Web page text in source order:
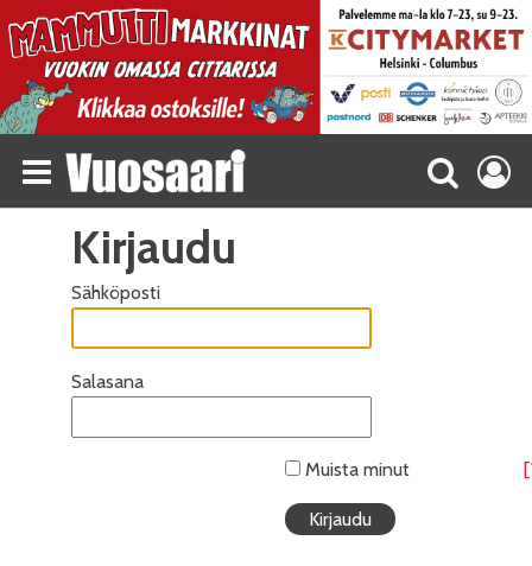
Kirjaudu
Sähköposti
Salasana
Muista minut